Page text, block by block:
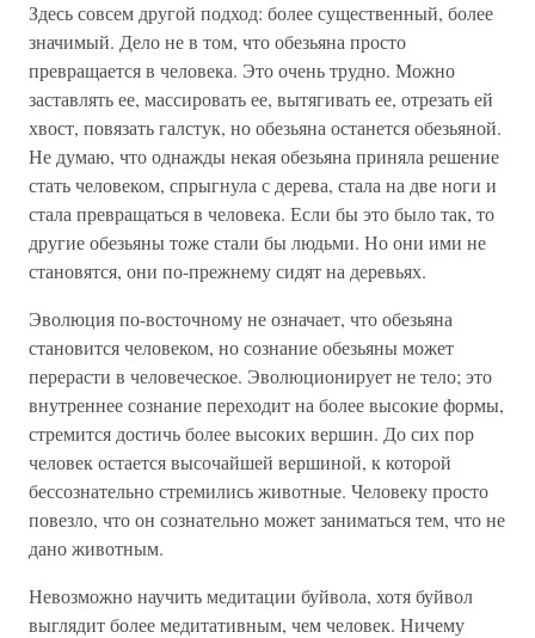
Здесь совсем другой подход: более существенный, более
значимый. Дело не в том, что обезьяна просто
превращается в человека. Это очень трудно. Можно
заставлять ее, массировать ее, вытягивать ее, отрезать ей
хвост, повязать галстук, но обезьяна останется обезьяной.
Не думаю, что однажды некая обезьяна приняла решение
стать человеком, спрыгнула с дерева, стала на две ноги и
стала превращаться в человека. Если бы это было так, то
другие обезьяны тоже стали бы людьми. Но они ими не
становятся, они по-прежнему сидят на деревьях.
Эволюция по-восточному не означает, что обезьяна
становится человеком, но сознание обезьяны может
перерасти в человеческое. Эволюционирует не тело; это
внутреннее сознание переходит на более высокие формы,
стремится достичь более высоких вершин. До сих пор
человек остается высочайшей вершиной, к которой
бессознательно стремились животные. Человеку просто
повезло, что он сознательно может заниматься тем, что не
дано животным.
Невозможно научить медитации буйвола, хотя буйвол
выглядит более медитативным, чем человек. Ничему